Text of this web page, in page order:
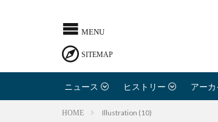
ニュース ヒストリー アーカ
HOME Illustration (10)